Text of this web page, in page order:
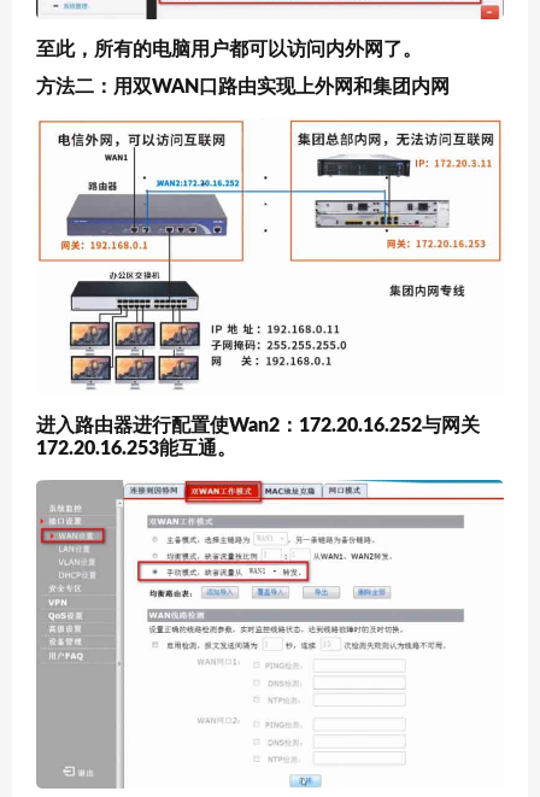
至此，所有的电脑用户都可以访问内外网了。
方法二：用双WAN口路由实现上外网和集团内网
进入路由器进行配置使Wan2：172.20.16.252与网关
172.20.16.253能互通。